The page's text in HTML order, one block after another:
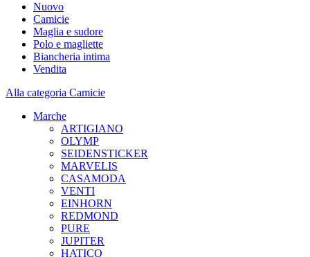
Nuovo
Camicie
Maglia e sudore
Polo e magliette
Biancheria intima
Vendita
Alla categoria Camicie
Marche
ARTIGIANO
OLYMP
SEIDENSTICKER
MARVELIS
CASAMODA
VENTI
EINHORN
REDMOND
PURE
JUPITER
HATICO